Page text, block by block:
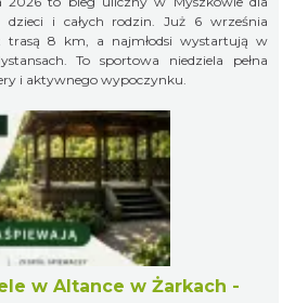
dzieci i całych rodzin. Już 6 września
trasą 8 km, a najmłodsi wystartują w
To sportowa niedziela pełna
i aktywnego wypoczynku.
w Altance w Żarkach -